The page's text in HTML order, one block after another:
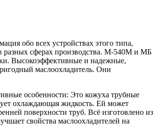
обо всех устройствах этого типа,
разных сферах производства. М-540М и МБ
Высокоэффективные и надежные,
маслоохладитель. Они
особенности: Это кожуха трубные
охлаждающая жидкость. Ей может
поверхности труб. Всё изготовлено из
свойства маслоохладителей на